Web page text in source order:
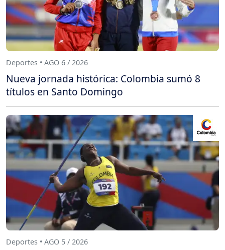
Deportes • AGO 6 / 2026
Nueva jornada histórica: Colombia sumó 8
títulos en Santo Domingo
Deportes • AGO 5 / 2026